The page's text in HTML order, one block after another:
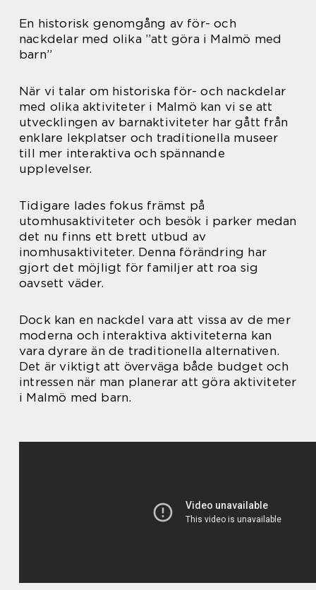
En historisk genomgång av för- och
nackdelar med olika ”att göra i Malmö med
barn”
När vi talar om historiska för- och nackdelar
med olika aktiviteter i Malmö kan vi se att
utvecklingen av barnaktiviteter har gått från
enklare lekplatser och traditionella museer
till mer interaktiva och spännande
upplevelser.
Tidigare lades fokus främst på
utomhusaktiviteter och besök i parker medan
det nu finns ett brett utbud av
inomhusaktiviteter. Denna förändring har
gjort det möjligt för familjer att roa sig
oavsett väder.
Dock kan en nackdel vara att vissa av de mer
moderna och interaktiva aktiviteterna kan
vara dyrare än de traditionella alternativen.
Det är viktigt att överväga både budget och
intressen när man planerar att göra aktiviteter
i Malmö med barn.